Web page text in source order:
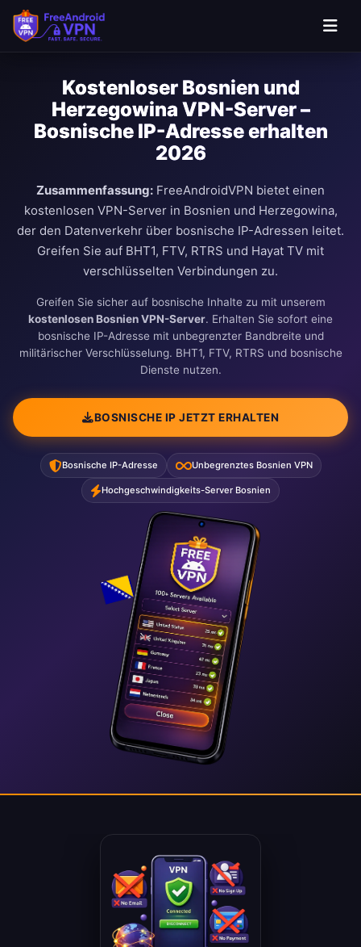
Kostenloser Bosnien und
Herzegowina VPN-Server –
Bosnische IP-Adresse erhalten
2026
Zusammenfassung: FreeAndroidVPN bietet einen
kostenlosen VPN-Server in Bosnien und Herzegowina,
der den Datenverkehr über bosnische IP-Adressen leitet.
Greifen Sie auf BHT1, FTV, RTRS und Hayat TV mit
verschlüsselten Verbindungen zu.
Greifen Sie sicher auf bosnische Inhalte zu mit unserem
kostenlosen Bosnien VPN-Server. Erhalten Sie sofort eine
bosnische IP-Adresse mit unbegrenzter Bandbreite und
militärischer Verschlüsselung. BHT1, FTV, RTRS und bosnische
Dienste nutzen.
BOSNISCHE IP JETZT ERHALTEN
Bosnische IP-Adresse Unbegrenztes Bosnien VPN
Hochgeschwindigkeits-Server Bosnien